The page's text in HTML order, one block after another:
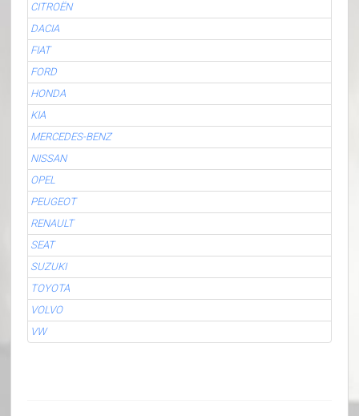
CITROËN
DACIA
FIAT
FORD
HONDA
KIA
MERCEDES-BENZ
NISSAN
OPEL
PEUGEOT
RENAULT
SEAT
SUZUKI
TOYOTA
VOLVO
VW